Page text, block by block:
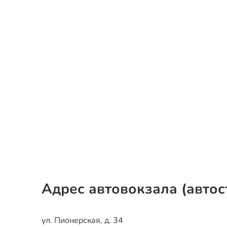
Адрес автовокзала
ул. Пионерская, д. 34